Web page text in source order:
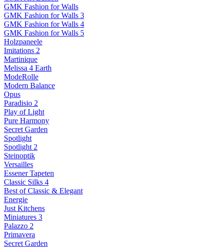
GMK Fashion for Walls
GMK Fashion for Walls 3
GMK Fashion for Walls 4
GMK Fashion for Walls 5
Holzpaneele
Imitations 2
Martinique
Melissa 4 Earth
ModeRolle
Modern Balance
Opus
Paradisio 2
Play of Light
Pure Harmony
Secret Garden
Spotlight
Spotlight 2
Steinoptik
Versailles
Essener Tapeten
Classic Silks 4
Best of Classic & Elegant
Energie
Just Kitchens
Miniatures 3
Palazzo 2
Primavera
Secret Garden